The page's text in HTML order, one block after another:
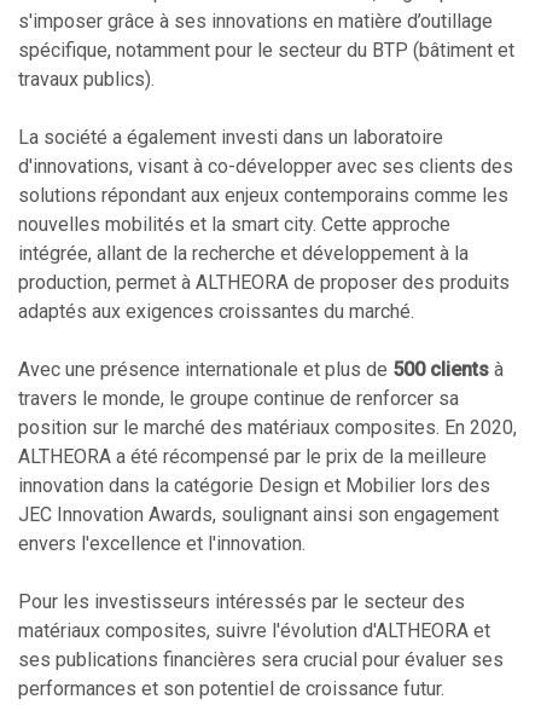
s'imposer grâce à ses innovations en matière d’outillage
spécifique, notamment pour le secteur du BTP (bâtiment et
travaux publics).
La société a également investi dans un laboratoire
d'innovations, visant à co-développer avec ses clients des
solutions répondant aux enjeux contemporains comme les
nouvelles mobilités et la smart city. Cette approche
intégrée, allant de la recherche et développement à la
production, permet à ALTHEORA de proposer des produits
adaptés aux exigences croissantes du marché.
Avec une présence internationale et plus de 500 clients à
travers le monde, le groupe continue de renforcer sa
position sur le marché des matériaux composites. En 2020,
ALTHEORA a été récompensé par le prix de la meilleure
innovation dans la catégorie Design et Mobilier lors des
JEC Innovation Awards, soulignant ainsi son engagement
envers l'excellence et l'innovation.
Pour les investisseurs intéressés par le secteur des
matériaux composites, suivre l'évolution d'ALTHEORA et
ses publications financières sera crucial pour évaluer ses
performances et son potentiel de croissance futur.